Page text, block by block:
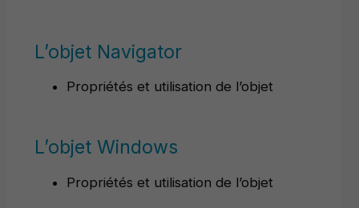
L’objet Navigator
Propriétés et utilisation de l’objet
L’objet Windows
Propriétés et utilisation de l’objet